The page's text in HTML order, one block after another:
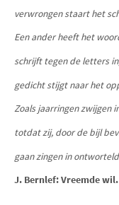
verwrongen staart het
Een ander heeft het
schrijft tegen de letters
gedicht stijgt naar het
Zoals jaarringen zwijgen
totdat zij, door de bijl
gaan zingen in
J. Bernlef: Vreemde wil.